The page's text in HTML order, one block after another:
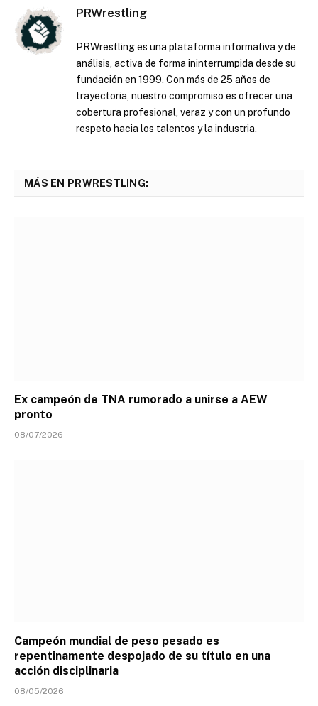
PRWrestling
PRWrestling es una plataforma informativa y de
análisis, activa de forma ininterrumpida desde su
fundación en 1999. Con más de 25 años de
trayectoria, nuestro compromiso es ofrecer una
cobertura profesional, veraz y con un profundo
respeto hacia los talentos y la industria.
MÁS EN PRWRESTLING:
Ex campeón de TNA rumorado a unirse a AEW
pronto
08/07/2026
Campeón mundial de peso pesado es
repentinamente despojado de su título en una
acción disciplinaria
08/05/2026